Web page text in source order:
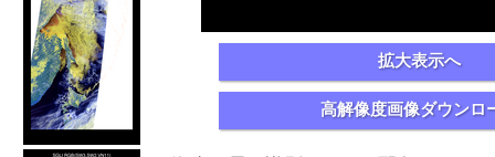
拡大表示へ
高解像度画像ダウンロ